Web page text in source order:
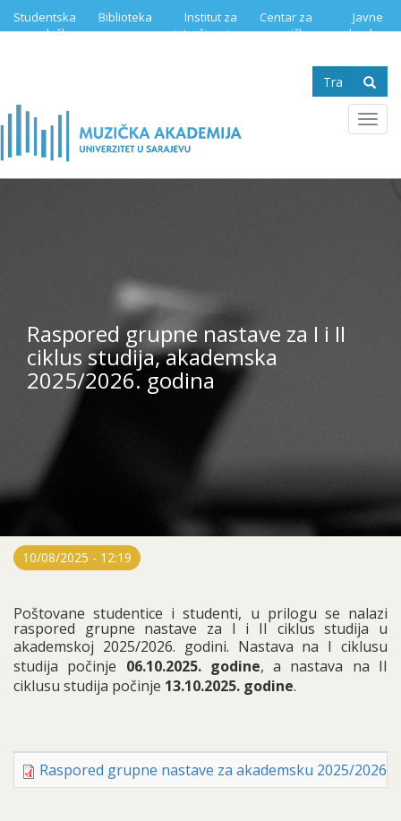
Studentska
služba
Biblioteka
Institut za
istraživanje
Centar za
muzičku
Javne
nabavke
Search
form
Raspored grupne nastave za I i II
ciklus studija, akademska
2025/2026. godina
10/08/2025 - 12:19
Poštovane studentice i studenti, u prilogu se nalazi
raspored grupne nastave za I i II ciklus studija u
akademskoj 2025/2026. godini. Nastava na I ciklusu
studija počinje 06.10.2025. godine, a nastava na II
ciklusu studija počinje 13.10.2025. godine.
Raspored grupne nastave za akademsku 2025/2026.